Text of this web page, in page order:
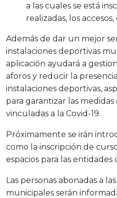
a las cuales se está
realizadas, los accesos,
Además de dar un mejor
instalaciones deportivas
aplicación ayudará a
aforos y reducir la
instalaciones deportivas,
para garantizar las
vinculadas a la Covid-19.
Próximamente se irán
como la inscripción de
espacios para las entidades
Las personas abonadas a
municipales serán